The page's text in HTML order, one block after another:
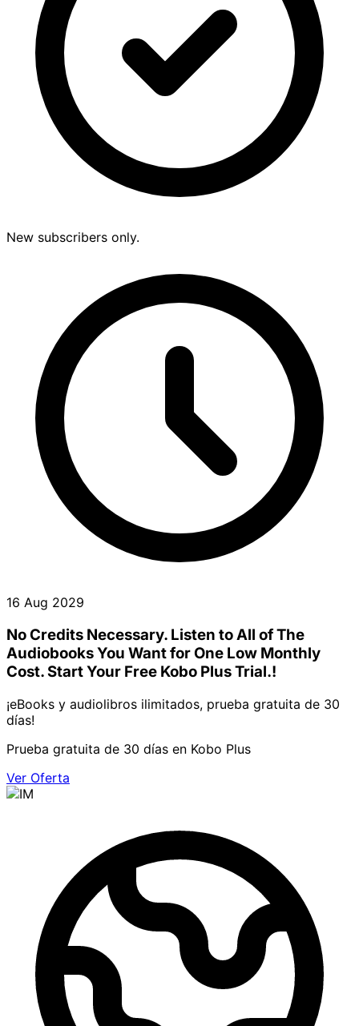
New subscribers only.
16 Aug 2029
No Credits Necessary. Listen to All of The
Audiobooks You Want for One Low Monthly
Cost. Start Your Free Kobo Plus Trial.!
¡eBooks y audiolibros ilimitados, prueba gratuita de 30
días!
Prueba gratuita de 30 días en Kobo Plus
Ver Oferta